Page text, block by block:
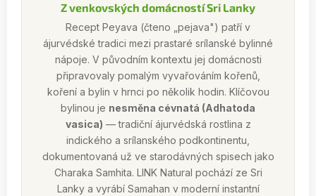
Z venkovských domácností Sri Lanky
Recept Peyava (čteno „pejava") patří v
ájurvédské tradici mezi prastaré srílanské bylinné
nápoje. V původním kontextu jej domácnosti
připravovaly pomalým vyvařováním kořenů,
koření a bylin v hrnci po několik hodin. Klíčovou
bylinou je nesměna cévnatá (Adhatoda
vasica) — tradiční ájurvédská rostlina z
indického a srílanského podkontinentu,
dokumentovaná už ve starodávných spisech jako
Charaka Samhita. LINK Natural pochází ze Sri
Lanky a vyrábí Samahan v moderní instantní